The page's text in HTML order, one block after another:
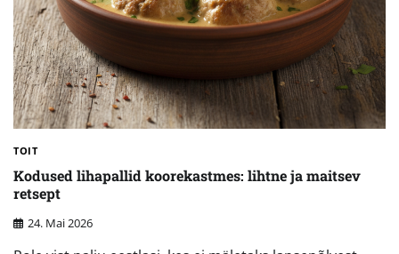
TOIT
Kodused lihapallid koorekastmes: lihtne ja maitsev
retsept
24. Mai 2026